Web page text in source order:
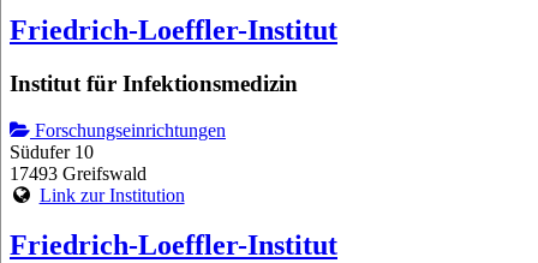
Friedrich-Loeffler-Institut
Institut für Infektionsmedizin
Forschungseinrichtungen
Südufer 10
17493 Greifswald
Link zur Institution
Friedrich-Loeffler-Institut